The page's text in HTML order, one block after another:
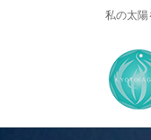
私の太陽